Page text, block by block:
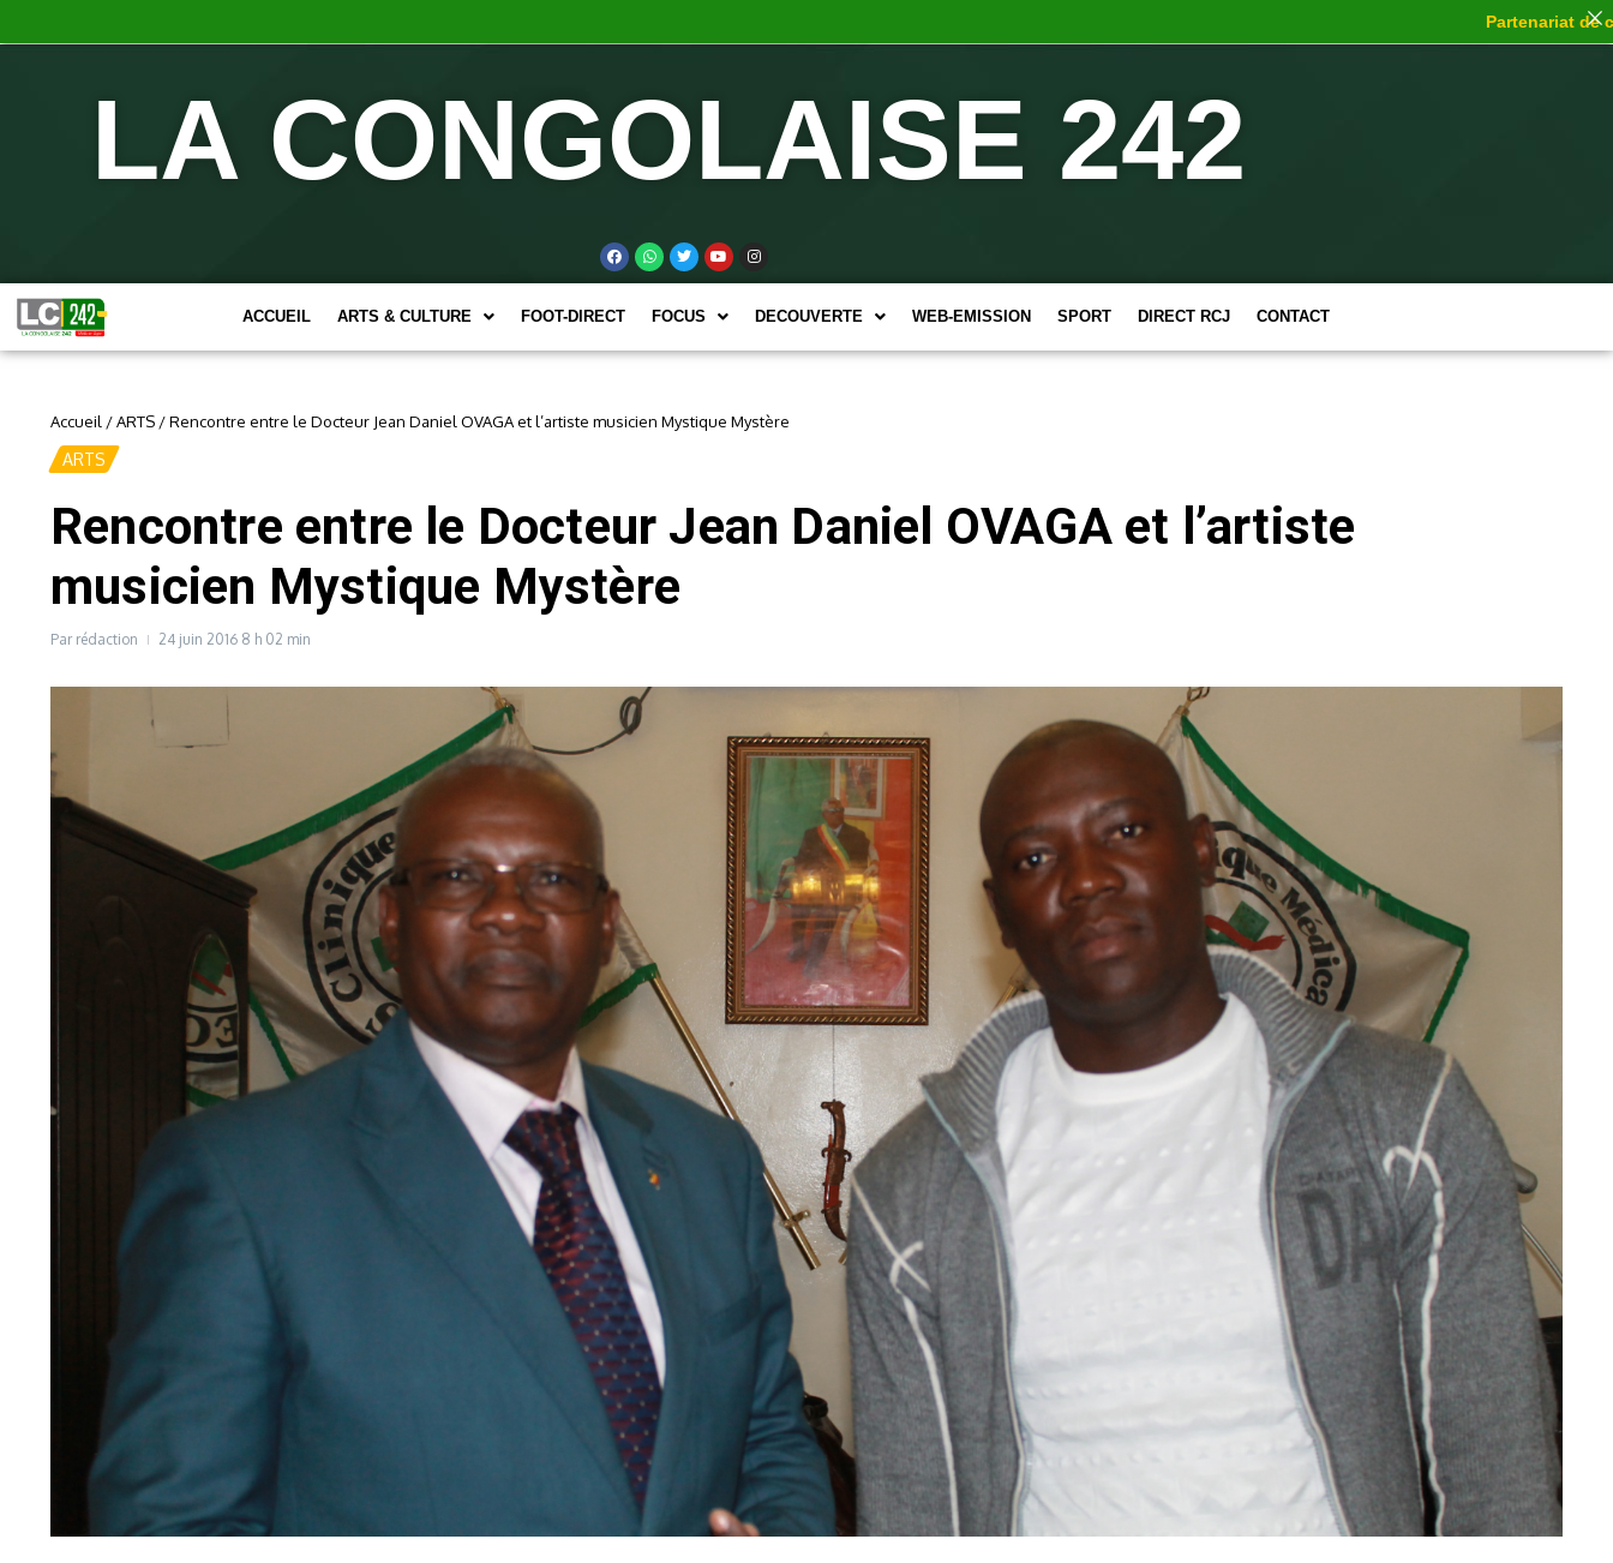
LA CONGOLAISE 242
ACCUEIL ARTS & CULTURE FOOT-DIRECT FOCUS DECOUVERTE WEB-EMISSION SPORT DIRECT RCJ CONTACT
Accueil /ARTS /Rencontre entre le Docteur Jean Daniel OVAGA et l’artiste musicien Mystique Mystère
ARTS
Rencontre entre le Docteur Jean Daniel OVAGA et l’artiste
musicien Mystique Mystère
Par rédaction 24 juin 2016 8 h 02 min
Partenariat de choc :